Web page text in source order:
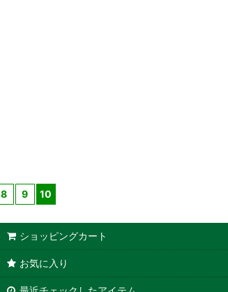
8 9 10
ショッピングカート
お気に入り